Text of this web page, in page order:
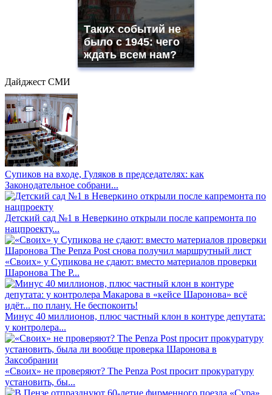
Таких событий не
было с 1945: чего
ждать всем нам?
Дайджест СМИ
Супиков на входе, Гуляков в председателях: как
Законодательное собрани...
Детский сад №1 в Неверкино открыли после капремонта по
нацпроекту...
«Своих» у Супикова не сдают: вместо материалов проверки
Шаронова The P...
Минус 40 миллионов, плюс частный клон в контуре депутата:
у контролера...
«Своих» не проверяют? The Penza Post просит прокуратуру
установить, бы...